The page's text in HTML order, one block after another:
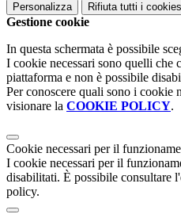
Personalizza Rifiuta tutti i cookies
Gestione cookie
In questa schermata è possibile
I cookie necessari sono quelli che
piattaforma e non è possibile
Per conoscere quali sono i cookie
visionare la COOKIE POLICY.
Cookie necessari per il
I cookie necessari per il
disabilitati. È possibile consultare
policy.